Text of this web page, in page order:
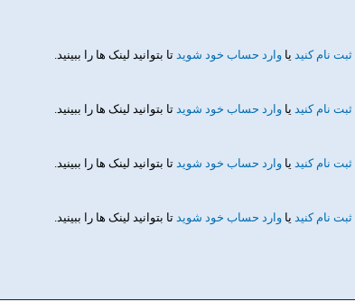
ثبت نام کنید یا وارد حساب خود شوید تا بتوانید لینک ها را ببینید.
ثبت نام کنید یا وارد حساب خود شوید تا بتوانید لینک ها را ببینید.
ثبت نام کنید یا وارد حساب خود شوید تا بتوانید لینک ها را ببینید.
ثبت نام کنید یا وارد حساب خود شوید تا بتوانید لینک ها را ببینید.